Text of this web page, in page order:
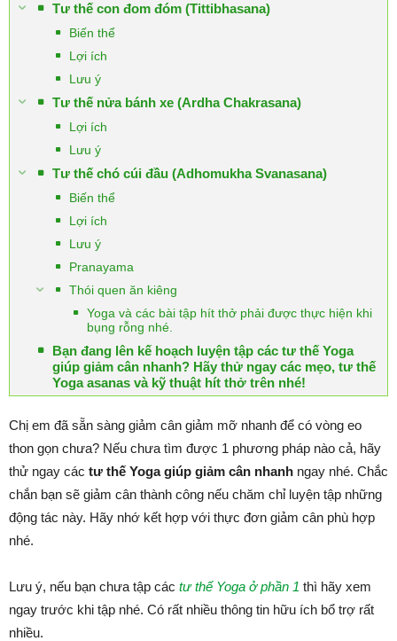
Tư thế con đom đóm (Tittibhasana)
Biến thể
Lợi ích
Lưu ý
Tư thế nửa bánh xe (Ardha Chakrasana)
Lợi ích
Lưu ý
Tư thế chó cúi đầu (Adhomukha Svanasana)
Biến thể
Lợi ích
Lưu ý
Pranayama
Thói quen ăn kiêng
Yoga và các bài tập hít thở phải được thực hiện khi
bụng rỗng nhé.
Bạn đang lên kế hoạch luyện tập các tư thế Yoga
giúp giảm cân nhanh? Hãy thử ngay các mẹo, tư thế
Yoga asanas và kỹ thuật hít thở trên nhé!
Chị em đã sẵn sàng giảm cân giảm mỡ nhanh để có vòng eo
thon gọn chưa? Nếu chưa tìm được 1 phương pháp nào cả, hãy
thử ngay các tư thế Yoga giúp giảm cân nhanh ngay nhé. Chắc
chắn bạn sẽ giảm cân thành công nếu chăm chỉ luyện tập những
động tác này. Hãy nhớ kết hợp với thực đơn giảm cân phù hợp
nhé.
Lưu ý, nếu bạn chưa tập các tư thế Yoga ở phần 1 thì hãy xem
ngay trước khi tập nhé. Có rất nhiều thông tin hữu ích bổ trợ rất
nhiều.